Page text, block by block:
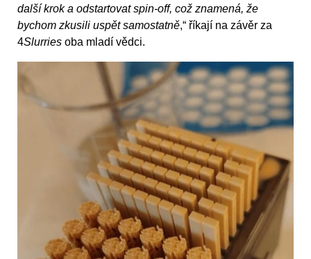
další krok a odstartovat spin-off, což znamená, že
bychom zkusili uspět samostatně,“ říkají na závěr za
4Slurries oba mladí vědci.